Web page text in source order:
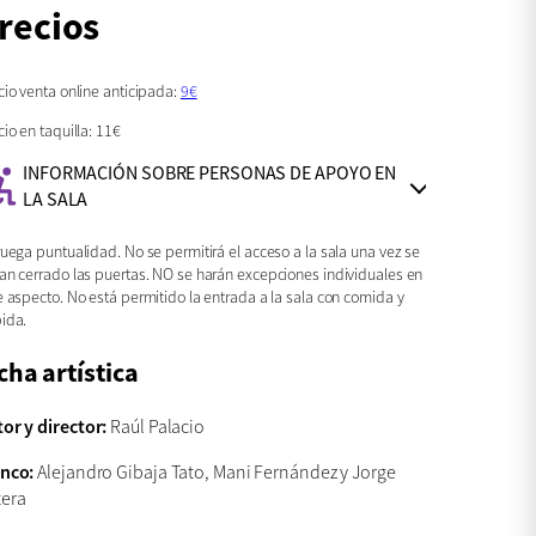
venta online anticipada: 9€
en taquilla: 11€
INFORMACIÓN SOBRE PERSONAS DE APOYO EN
LA SALA
puntualidad. No se permitirá el acceso a la sala una vez se
cerrado las puertas. NO se harán excepciones individuales en
aspecto. No está permitido la entrada a la sala con comida y
artística
y director:Raúl Palacio
Alejandro Gibaja Tato, Mani Fernández y Jorge